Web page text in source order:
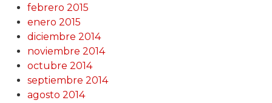
febrero 2015
enero 2015
diciembre 2014
noviembre 2014
octubre 2014
septiembre 2014
agosto 2014